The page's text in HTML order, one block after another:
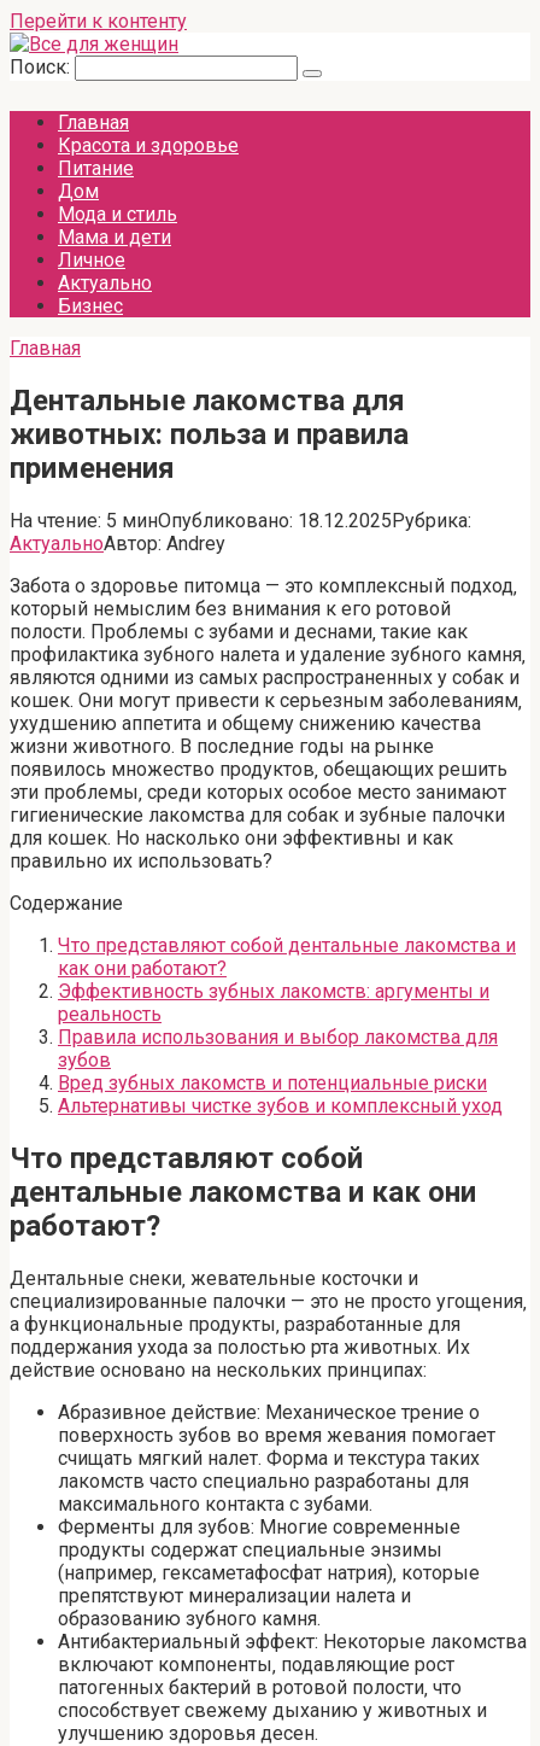
Перейти к контенту
Поиск:
Главная
Красота и здоровье
Питание
Дом
Мода и стиль
Мама и дети
Личное
Актуально
Бизнес
Главная
Дентальные лакомства для
животных: польза и правила
применения
На чтение: 5 минОпубликовано: 18.12.2025Рубрика:
АктуальноАвтор: Andrey
Забота о здоровье питомца — это комплексный подход‚
который немыслим без внимания к его ротовой
полости. Проблемы с зубами и деснами‚ такие как
профилактика зубного налета и удаление зубного камня‚
являются одними из самых распространенных у собак и
кошек. Они могут привести к серьезным заболеваниям‚
ухудшению аппетита и общему снижению качества
жизни животного. В последние годы на рынке
появилось множество продуктов‚ обещающих решить
эти проблемы‚ среди которых особое место занимают
гигиенические лакомства для собак и зубные палочки
для кошек. Но насколько они эффективны и как
правильно их использовать?
Содержание
Что представляют собой дентальные лакомства и
как они работают?
Эффективность зубных лакомств: аргументы и
реальность
Правила использования и выбор лакомства для
зубов
Вред зубных лакомств и потенциальные риски
Альтернативы чистке зубов и комплексный уход
Что представляют собой
дентальные лакомства и как они
работают?
Дентальные снеки‚ жевательные косточки и
специализированные палочки — это не просто угощения‚
а функциональные продукты‚ разработанные для
поддержания ухода за полостью рта животных. Их
действие основано на нескольких принципах:
Абразивное действие: Механическое трение о
поверхность зубов во время жевания помогает
счищать мягкий налет. Форма и текстура таких
лакомств часто специально разработаны для
максимального контакта с зубами.
Ферменты для зубов: Многие современные
продукты содержат специальные энзимы
(например‚ гексаметафосфат натрия)‚ которые
препятствуют минерализации налета и
образованию зубного камня.
Антибактериальный эффект: Некоторые лакомства
включают компоненты‚ подавляющие рост
патогенных бактерий в ротовой полости‚ что
способствует свежему дыханию у животных и
улучшению здоровья десен.